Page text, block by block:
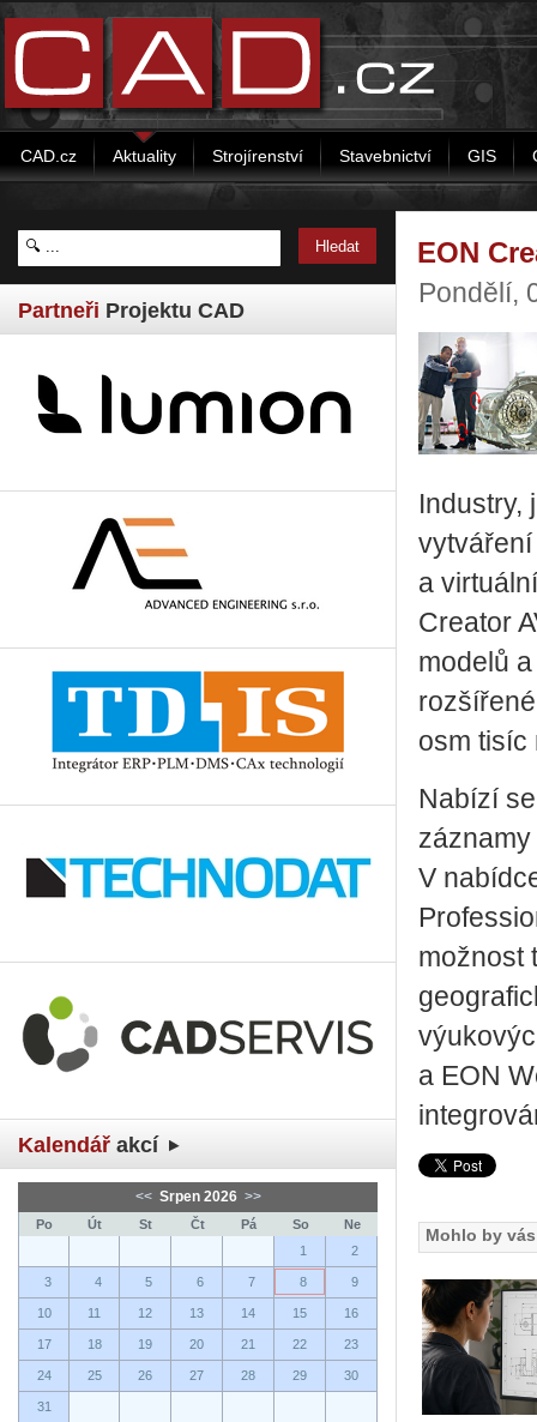
CAD.cz Aktuality Strojírenství Stavebnictví GIS
Partneři Projektu CAD
Kalendář akcí
<< Srpen 2026 >>
Po Út St Čt Pá So
Ne
1
2
3 4 5 6 7 8 9
10 11 12 13 14 15 16
17 18 19 20 21 22 23
24 25 26 27 28 29 30
31
EON
Pondělí,
Industry,
a
Creator
modelů
osm tisíc
Nabízí
V
možnost
a EON
Mohlo by